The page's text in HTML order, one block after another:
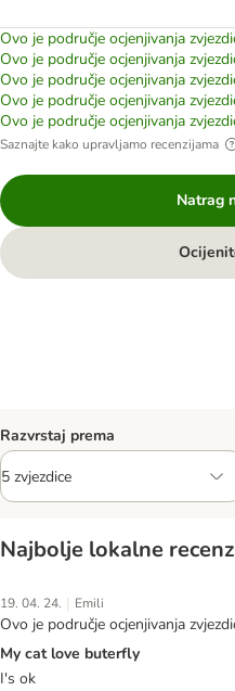
Ovo je područje ocjenjivanja
Ovo je područje ocjenjivanja
Ovo je područje ocjenjivanja
Ovo je područje ocjenjivanja
Ovo je područje ocjenjivanja
Saznajte kako upravljamo recenzijama
Natrag
Razvrstaj prema
Najbolje lokalne
19. 04. 24. | Emili
Ovo je područje ocjenjivanja
My cat love buterfly
I's ok